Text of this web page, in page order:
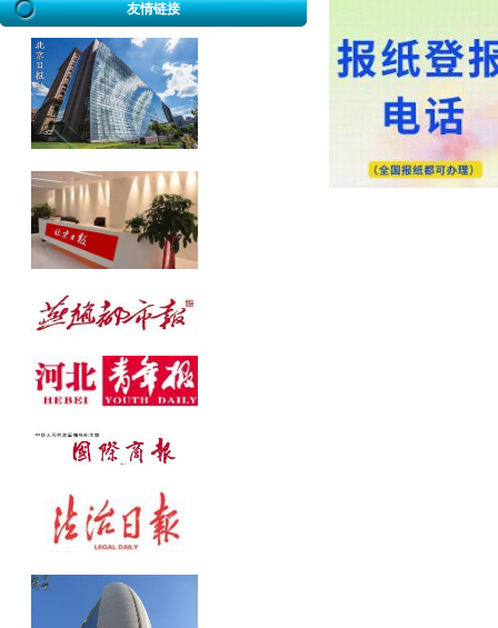
开业公告、破产公告、协查公告
冒用声明、致歉公告、招标公告
企业迁址公告、房屋权属转移公告
股权转让公告、解除合同公告等
公告发布热线：010-61429368
友情链接